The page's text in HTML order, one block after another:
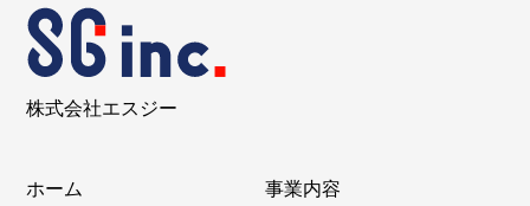
株式会社エスジー
ホーム 事業内容